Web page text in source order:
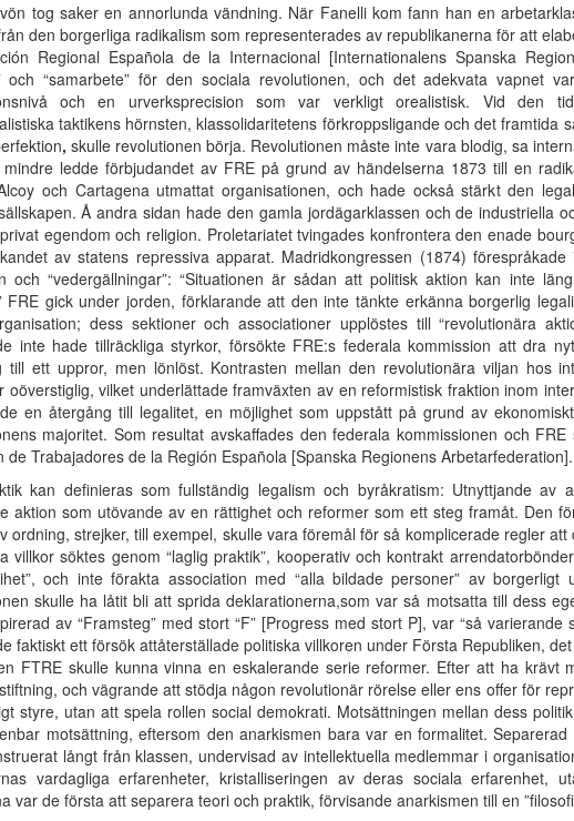
tog saker en annorlunda vändning. När Fanelli kom fann han en
den borgerliga radikalism som representerades av republikanerna för att
Regional Española de la Internacional [Internationalens Spanska
och “samarbete” för den sociala revolutionen, och det adekvata vapnet
och en urverksprecision som var verkligt orealistisk. Vid den
taktikens hörnsten, klassolidaritetens förkroppsligande och det framtida
, skulle revolutionen börja. Revolutionen måste inte vara blodig, sa
mindre ledde förbjudandet av FRE på grund av händelserna 1873 till en
och Cartagena utmattat organisationen, och hade också stärkt den
Å andra sidan hade den gamla jordägarklassen och de industriella
egendom och religion. Proletariatet tvingades konfrontera den enade
av statens repressiva apparat. Madridkongressen (1874)
och “vedergällningar”: “Situationen är sådan att politisk aktion kan inte
FRE gick under jorden, förklarande att den inte tänkte erkänna borgerlig
dess sektioner och associationer upplöstes till “revolutionära
inte hade tillräckliga styrkor, försökte FRE:s federala kommission att dra
till ett uppror, men lönlöst. Kontrasten mellan den revolutionära viljan hos
oöverstiglig, vilket underlättade framväxten av en reformistisk fraktion inom
en återgång till legalitet, en möjlighet som uppstått på grund av
majoritet. Som resultat avskaffades den federala kommissionen och
de Trabajadores de la Región Española [Spanska Regionens Arbetarfederation].
kan definieras som fullständig legalism och byråkratism: Utnyttjande
aktion som utövande av en rättighet och reformer som ett steg framåt. Den
ordning, strejker, till exempel, skulle vara föremål för så komplicerade regler
villkor söktes genom “laglig praktik”, kooperativ och kontrakt
och inte förakta association med “alla bildade personer” av
skulle ha låtit bli att sprida deklarationerna,som var så motsatta till dess
av “Framsteg” med stort “F” [Progress med stort P], var “så
faktiskt ett försök attåterställade politiska villkoren under Första Republiken,
FTRE skulle kunna vinna en eskalerande serie reformer. Efter att ha krävt
och vägrande att stödja någon revolutionär rörelse eller ens offer för
styre, utan att spela rollen social demokrati. Motsättningen mellan dess
motsättning, eftersom den anarkismen bara var en formalitet.
långt från klassen, undervisad av intellektuella medlemmar i
vardagliga erfarenheter, kristalliseringen av deras sociala erfarenhet,
var de första att separera teori och praktik, förvisande anarkismen till en